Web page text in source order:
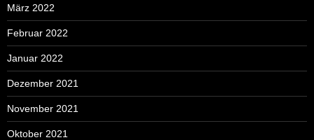
März 2022
Februar 2022
Januar 2022
Dezember 2021
November 2021
Oktober 2021